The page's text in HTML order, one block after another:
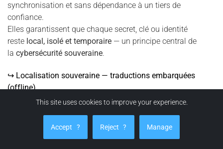
synchronisation et sans dépendance à un tiers de
confiance.
Elles garantissent que chaque secret, clé ou identité
reste local, isolé et temporaire — un principe central de
la cybersécurité souveraine.
↪ Localisation souveraine — traductions embarquées
(offline)
14 languessupportées nativement, dont l’arabe
(UI/UX et contenus d’aide).
Traductions embarquées: aucune connexion réseau
This site uses cookies to improve your experience.
Accept ? Reject ? Manage